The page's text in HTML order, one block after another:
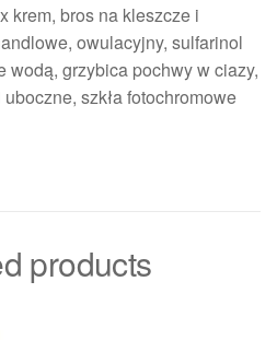
krem, bros na kleszcze i
owulacyjny, sulfarinol
wodą, grzybica pochwy w ciazy,
szkła fotochromowe
products